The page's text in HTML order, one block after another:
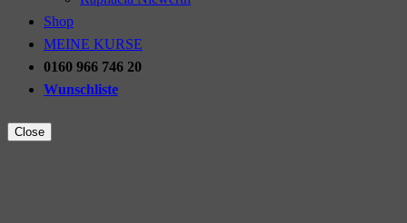
Shop
MEINE KURSE
0160 966 746 20
Wunschliste
Close